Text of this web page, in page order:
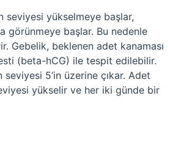
seviyesi yükselmeye başlar,
görünmeye başlar. Bu nedenle
Gebelik, beklenen adet kanaması
(beta-hCG) ile tespit edilebilir.
5’in üzerine çıkar. Adet
yükselir ve her iki günde bir